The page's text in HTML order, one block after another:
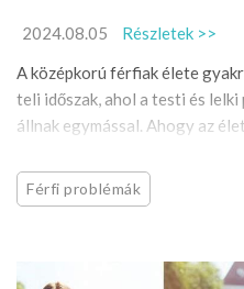
2024.08.05
Részletek >>
A középkorú férfiak élete
teli időszak, ahol a testi és
állnak egymással. Ahogy az
Férfi problémák